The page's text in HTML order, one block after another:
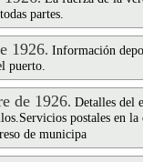
partes.
1926. Información
puerto.
de 1926. Detalles del
postales en la
de municipa